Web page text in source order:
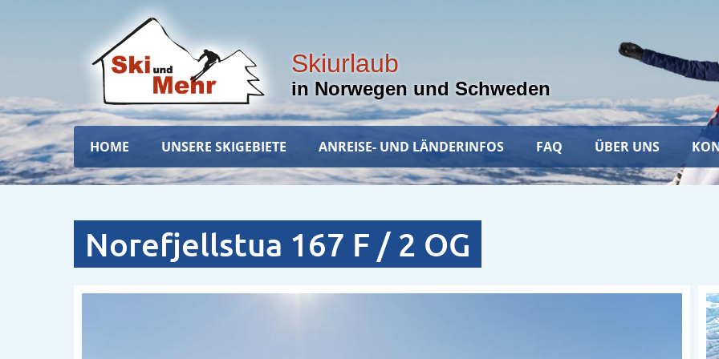
Skiurlaub
in Norwegen und Schweden
Hauptnavigation
HOME UNSERE SKIGEBIETE ANREISE- UND LÄNDERINFOS FAQ ÜBER UNS
Norefjellstua 167 F / 2 OG